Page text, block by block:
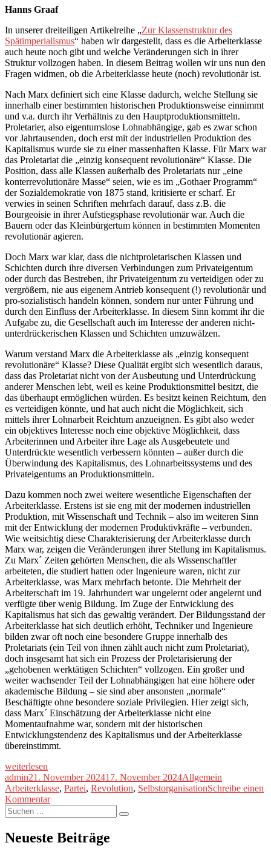
2
2)
Hanns Graaf
In unserer dreiteiligen Artikelreihe „Zur Klassenstruktur des
Spätimperialismus“ haben wir dargestellt, dass es die Arbeiterklasse
auch heute noch gibt und welche Veränderungen sich in ihrer
Struktur vollzogen haben. In diesem Beitrag wollen wir uns nun den
Fragen widmen, ob die Arbeiterklasse heute (noch) revolutionär ist.
Nach Marx definiert sich eine Klasse dadurch, welche Stellung sie
innerhalb einer bestimmten historischen Produktionsweise einnimmt
und v.a. durch ihr Verhältnis zu den Hauptproduktionsmitteln.
Proletarier, also eigentumslose Lohnabhängige, gab es zwar schon
vor Jahrtausenden, doch erst mit der industriellen Produktion des
Kapitalismus wurde sie zu einer massenhaften Klasse. Für Marx war
das Proletariat die „einzig konsequent revolutionäre“ Klasse. Die
Position, dass alle Klassen außerhalb des Proletariats nur „eine
konterrevolutionäre Masse“ seien, wie es im „Gothaer Programm“
der Sozialdemokratie von 1875 stand, kritisierte er scharf. Er
verwies in seinen Schriften mehrfach darauf, dass z.B. die
Bourgeoisie in ihrer Aufstiegsphase revolutionär war. Auch die
Bauern oder das Kleinbürgertum können in bestimmten Momenten
revolutionär agieren.
Doch Marx war klar, dass die nichtproletarischen Klassen und
Schichten durch ihre diversen Verbindungen zum Privateigentum
oder durch das Bestreben, ihr Privateigentum zu verteidigen oder zu
vergrößern, nie aus eigenem Antrieb konsequent (!) revolutionär und
pro-sozialistisch handeln können, sondern nur unter Führung und
durch den Einfluss der Arbeiterklasse. In diesem Sinn kommt ihr die
Aufgabe zu, die Gesellschaft auch im Interesse der anderen nicht-
unterdrückerischen Klassen und Schichten umzuwälzen.
Warum verstand Marx die Arbeiterklasse als „einzig konsequent
revolutionäre“ Klasse? Diese Qualität ergibt sich wesentlich daraus,
dass das Proletariat nicht von der Ausbeutung und Unterdrückung
anderer Menschen lebt, weil es keine Produktionsmittel besitzt, die
das überhaupt ermöglichen würden. Es besitzt keinen Reichtum, den
es verteidigen könnte, und hat auch nicht die Möglichkeit, sich
mittels ihrer Lohnarbeit Reichtum anzueignen. Es gibt also weder
ein objektives Interesse noch eine objektive Möglichkeit, dass
Arbeiterinnen und Arbeiter ihre Lage als Ausgebeutete und
Unterdrückte wesentlich verbessern könnten – außer durch die
Überwindung des Kapitalismus, des Lohnarbeitssystems und des
Privateigentums an Produktionsmitteln.
Dazu kommen noch zwei weitere wesentliche Eigenschaften der
Arbeiterklasse. Erstens ist sie eng mit der modernen industriellen
Produktion, mit Wissenschaft und Technik – also im weiteren Sinn
mit der Entwicklung der modernen Produktivkräfte – verbunden.
Wie weitsichtig diese Charakterisierung der Arbeiterklasse durch
Marx war, zeigen die Veränderungen ihrer Stellung im Kapitalismus.
Zu Marx´ Zeiten gehörten Menschen, die als Wissenschaftler
arbeiteten, die studiert hatten oder Ingenieure waren, nicht zur
Arbeiterklasse, was Marx mehrfach betonte. Die Mehrheit der
Arbeiterschaft im 19. Jahrhundert war ungelernt oder angelernt und
verfügte über wenig Bildung. Im Zuge der Entwicklung des
Kapitalismus hat sich das gewaltig verändert. Der Bildungsstand der
Arbeiterklasse hat sich deutlich erhöht, Techniker und Ingenieure
bilden zwar oft noch eine besondere Gruppe innerhalb des
Proletariats (ein Teil von ihnen zählt auch nicht zum Proletariat),
doch insgesamt hat sich ein Prozess der Proletarisierung der
„gehobenen werktätigen Schichten“ vollzogen. Ein großer und
weiter wachsender Teil der Lohnabhängigen hat eine höhere oder
akademische Bildung – sie sind aber ansonsten „normale“
Beschäftigte ohne besondere soziale Privilegien. Hier zeigt sich,
dass Marx´ Einschätzung der Arbeiterklasse nicht eine
Momentaufnahme war, sondern mit der historischen
Entwicklungstendenz des Kapitalismus und der Arbeiterklasse
übereinstimmt.
„Ist
die
Arbeiterklasse
revolutionär?
(Teil
1
von
2)“
weiterlesen
Autor
adminVeröffentlicht
am
21. November 202417. November 2024Kategorien
Allgemein
Arbeiterklasse, Partei, Revolution, SelbstorganisationSchreibe einen
Kommentarzu
die
Arbeiterklasse
revolutionär?
Suche
nach:
Suchen
Neueste Beiträge